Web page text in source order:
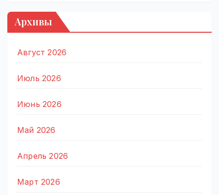
Архивы
Август 2026
Июль 2026
Июнь 2026
Май 2026
Апрель 2026
Март 2026